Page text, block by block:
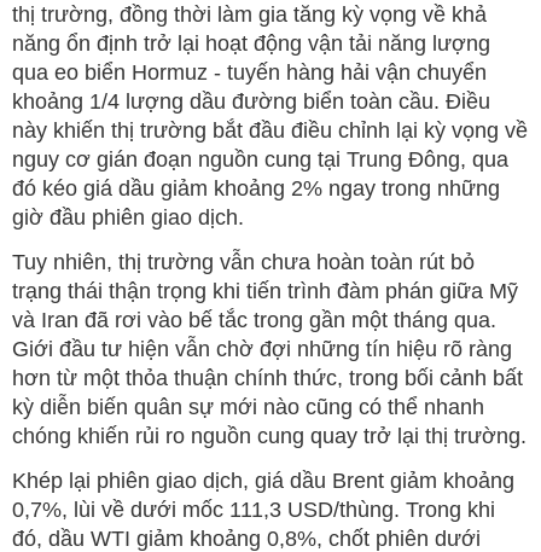
thị trường, đồng thời làm gia tăng kỳ vọng về khả
năng ổn định trở lại hoạt động vận tải năng lượng
qua eo biển Hormuz - tuyến hàng hải vận chuyển
khoảng 1/4 lượng dầu đường biển toàn cầu. Điều
này khiến thị trường bắt đầu điều chỉnh lại kỳ vọng về
nguy cơ gián đoạn nguồn cung tại Trung Đông, qua
đó kéo giá dầu giảm khoảng 2% ngay trong những
giờ đầu phiên giao dịch.
Tuy nhiên, thị trường vẫn chưa hoàn toàn rút bỏ
trạng thái thận trọng khi tiến trình đàm phán giữa Mỹ
và Iran đã rơi vào bế tắc trong gần một tháng qua.
Giới đầu tư hiện vẫn chờ đợi những tín hiệu rõ ràng
hơn từ một thỏa thuận chính thức, trong bối cảnh bất
kỳ diễn biến quân sự mới nào cũng có thể nhanh
chóng khiến rủi ro nguồn cung quay trở lại thị trường.
Khép lại phiên giao dịch, giá dầu Brent giảm khoảng
0,7%, lùi về dưới mốc 111,3 USD/thùng. Trong khi
đó, dầu WTI giảm khoảng 0,8%, chốt phiên dưới